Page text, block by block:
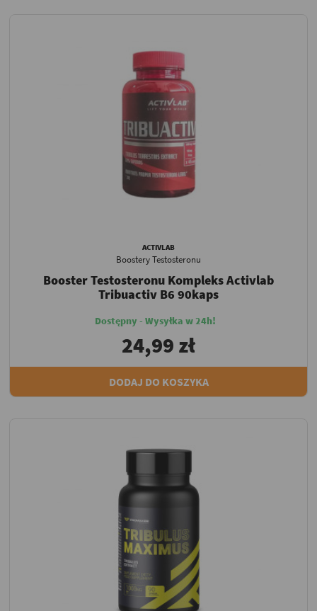
ACTIVLAB
Boostery Testosteronu
Booster Testosteronu Kompleks Activlab
Tribuactiv B6 90kaps
Dostępny - Wysyłka w 24h!
24,99 zł
DODAJ DO KOSZYKA